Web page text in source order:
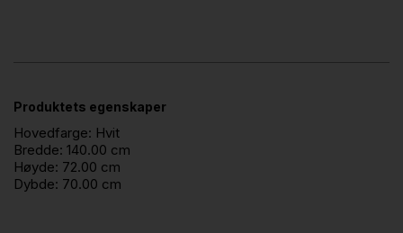
Produktets egenskaper
Hovedfarge: Hvit
Bredde: 140.00 cm
Høyde: 72.00 cm
Dybde: 70.00 cm